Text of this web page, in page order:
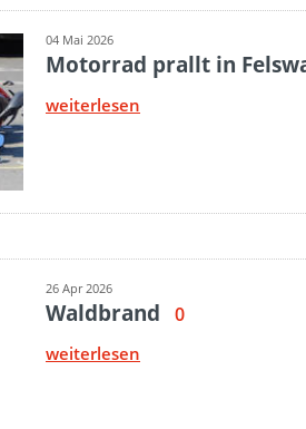
04 Mai 2026
Motorrad prallt in
weiterlesen
26 Apr 2026
Waldbrand 0
weiterlesen